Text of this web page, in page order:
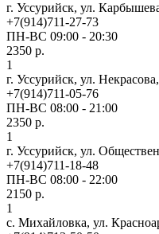
г. Уссурийск, ул.
+7(914)711-27-73
ПН-ВС 09:00 - 20:30
2350 р.
1
г. Уссурийск, ул.
+7(914)711-05-76
ПН-ВС 08:00 - 21:00
2350 р.
1
г. Уссурийск, ул.
+7(914)711-18-48
ПН-ВС 08:00 - 22:00
2150 р.
1
с. Михайловка, ул.